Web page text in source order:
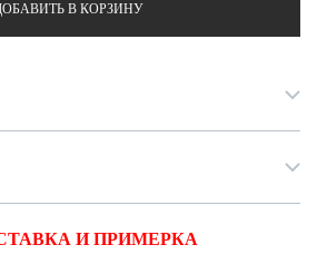
В КОРЗИНУ
И ПРИМЕРКА